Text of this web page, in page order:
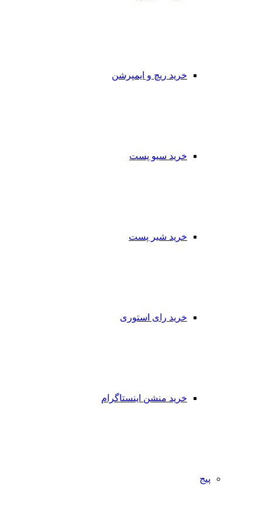
خرید ریچ و ایمپرشن
خرید سیو پست
خرید شیر پست
خرید رای استوری
خرید منشن اینستاگرام
پیج